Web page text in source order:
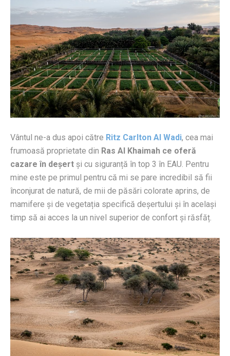
Vântul ne-a dus apoi către Ritz Carlton Al Wadi, cea mai
frumoasă proprietate din Ras Al Khaimah ce oferă
cazare în deșert și cu siguranță în top 3 în EAU. Pentru
mine este pe primul pentru că mi se pare incredibil să fii
înconjurat de natură, de mii de păsări colorate aprins, de
mamifere și de vegetația specifică deșertului și în același
timp să ai acces la un nivel superior de confort și răsfăț.